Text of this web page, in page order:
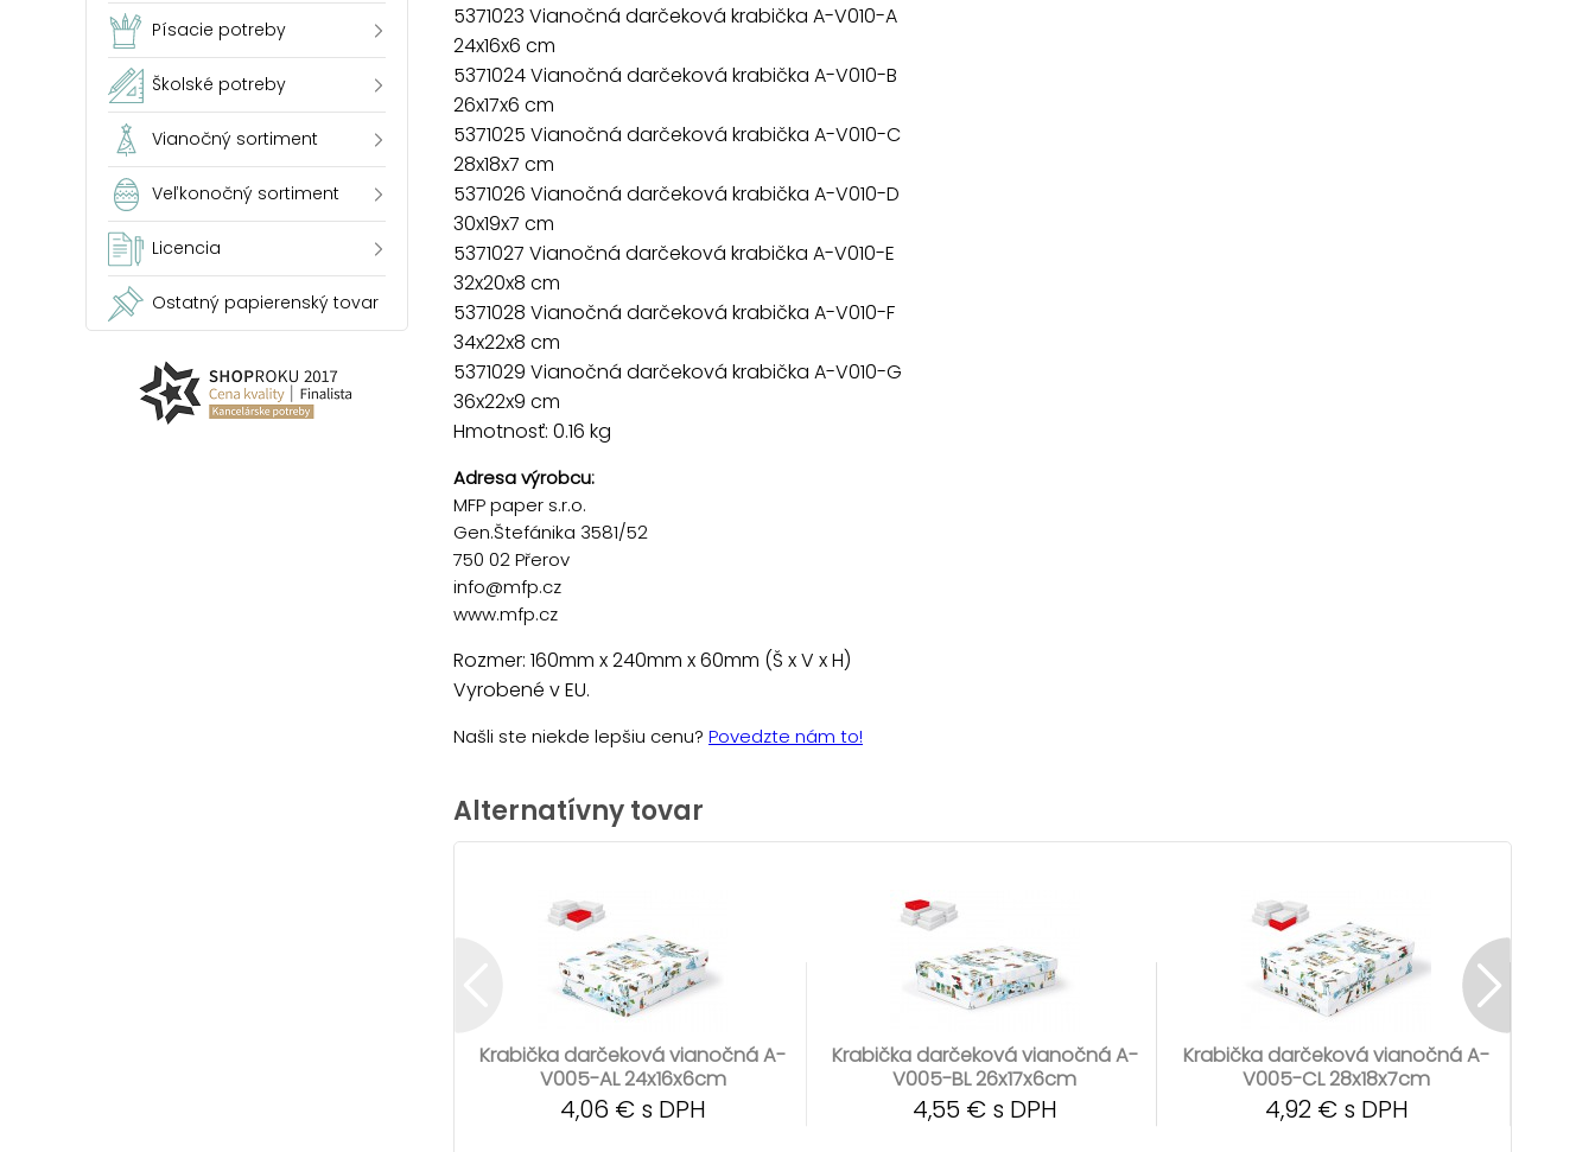
Písacie potreby
Školské potreby
Vianočný sortiment
Veľkonočný sortiment
Licencia
Ostatný papierenský tovar
5371023 Vianočná darčeková krabička A-V010-A
24x16x6 cm
5371024 Vianočná darčeková krabička A-V010-B
26x17x6 cm
5371025 Vianočná darčeková krabička A-V010-C
28x18x7 cm
5371026 Vianočná darčeková krabička A-V010-D
30x19x7 cm
5371027 Vianočná darčeková krabička A-V010-E
32x20x8 cm
5371028 Vianočná darčeková krabička A-V010-F
34x22x8 cm
5371029 Vianočná darčeková krabička A-V010-G
36x22x9 cm
Hmotnosť: 0.16 kg
Adresa výrobcu:
MFP paper s.r.o.
Gen.Štefánika 3581/52
750 02 Přerov
info@mfp.cz
www.mfp.cz
Rozmer: 160mm x 240mm x 60mm (Š x V x H)
Vyrobené v EU.
Našli ste niekde lepšiu cenu? Povedzte nám to!
Alternatívny tovar
Krabička darčeková vianočná A-
V005-AL 24x16x6cm
4,06 € s DPH
Krabička darčeková vianočná A-
V005-BL 26x17x6cm
4,55 € s DPH
Krabička darčeková vianočná A-
V005-CL 28x18x7cm
4,92 € s DPH